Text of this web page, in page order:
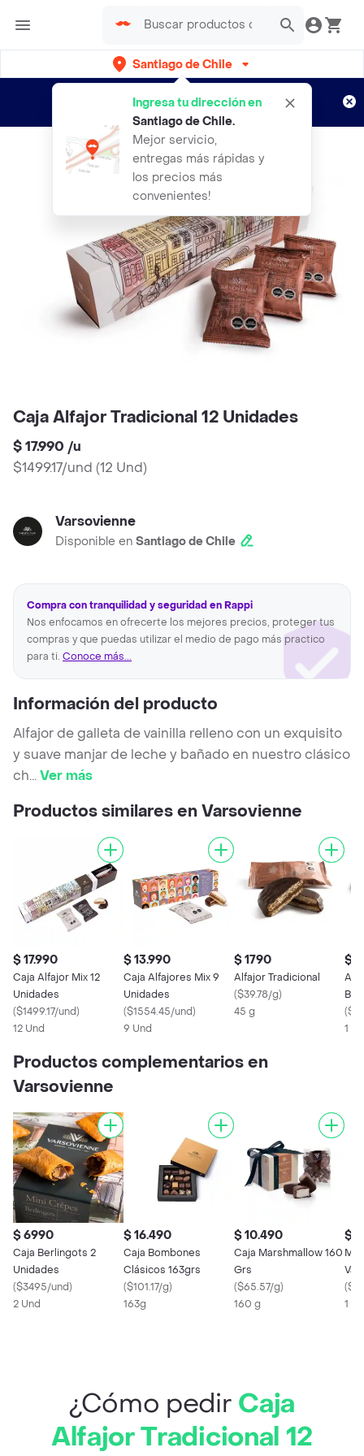
Santiago de Chile
Ingresa tu dirección en
Santiago de Chile.
Mejor servicio,
entregas más rápidas y
los precios más
convenientes!
envíos gratis por semanas
Aplican TyC
Caja Alfajor Tradicional 12 Unidades
$ 17.990 /u
$1499.17/und (12 Und)
Varsovienne
Disponible en Santiago de Chile
Compra con tranquilidad y seguridad en Rappi
Nos enfocamos en ofrecerte los mejores precios, proteger tus
compras y que puedas utilizar el medio de pago más practico
para ti. Conoce más...
Información del producto
Alfajor de galleta de vainilla relleno con un exquisito
y suave manjar de leche y bañado en nuestro clásico
ch...Ver más
Productos similares en Varsovienne
$ 17.990
Caja Alfajor Mix 12
Unidades
($1499.17/und)
12 Und
$ 13.990
Caja Alfajores Mix 9
Unidades
($1554.45/und)
9 Und
$ 1790
Alfajor Tradicional
($39.78/g)
45 g
$
(
1 x
Productos complementarios en
Varsovienne
$ 6990
Caja Berlingots 2
Unidades
($3495/und)
2 Und
$ 16.490
Caja Bombones
Clásicos 163grs
($101.17/g)
163g
$ 10.490
Caja Marshmallow 160
Grs
($65.57/g)
160 g
$
(
1 x
¿Cómo pedir Caja
Alfajor Tradicional 12